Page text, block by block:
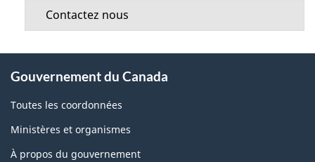
Contactez nous
propos
de
ce
Gouvernement du Canada
Toutes les coordonnées
Ministères et organismes
À propos du gouvernement